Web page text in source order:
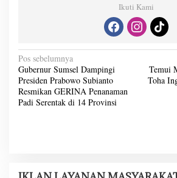
Ikuti Kami
N
a
v
i
Pos sebelumnya
Gubernur Sumsel Dampingi
Presiden Prabowo Subianto
Resmikan GERINA Penanaman
Padi Serentak di 14 Provinsi
Temui
Toha